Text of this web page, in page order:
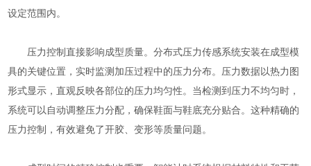
设定范围内。
压力控制直接影响成型质量。分布式压力传感系统安装在成型模
具的关键位置，实时监测加压过程中的压力分布。压力数据以热力图
形式显示，直观反映各部位的压力均匀性。当检测到压力不均匀时，
系统可以自动调整压力分配，确保鞋面与鞋底充分贴合。这种精确的
压力控制，有效避免了开胶、变形等质量问题。